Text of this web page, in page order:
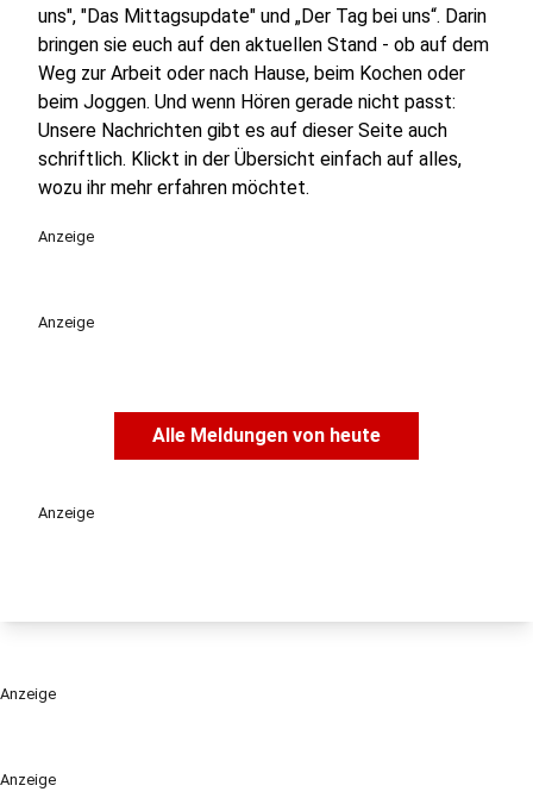
Anzeige
uns", "Das Mittagsupdate" und „Der Tag bei uns“. Darin
bringen sie euch auf den aktuellen Stand - ob auf dem
Weg zur Arbeit oder nach Hause, beim Kochen oder
beim Joggen. Und wenn Hören gerade nicht passt:
Unsere Nachrichten gibt es auf dieser Seite auch
schriftlich. Klickt in der Übersicht einfach auf alles,
wozu ihr mehr erfahren möchtet.
Anzeige
Anzeige
Alle Meldungen von heute
Anzeige
Anzeige